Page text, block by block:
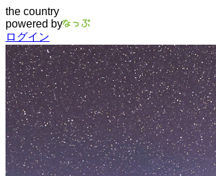
the country
powered by
ログイン